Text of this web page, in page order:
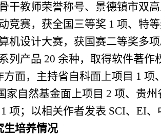
干教师荣誉称号、景德镇市双
竞赛，获全国三等奖 1 项、特
机设计大赛，获国赛二等奖多
列产品 20 余种，取得软件著作
方面，主持省自科面上项目 1 项
家自然基金面上项目 2 项、贵
项；以相关作者发表 SCI、EI、
生培养情况